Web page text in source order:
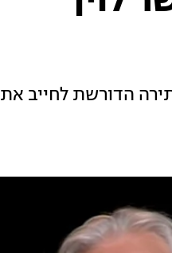
הדורשת לחייב את